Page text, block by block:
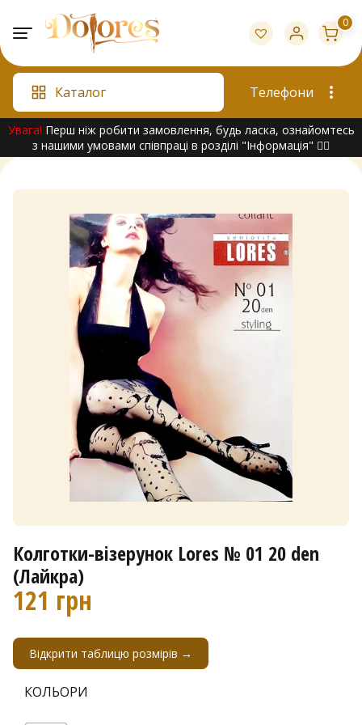
content
0
Каталог Телефони
Увага! Перш ніж робити замовлення, будь ласка, ознайомтесь
з нашими умовами співпраці в розділі "Інформація" 👇🏻
Колготки-візерунок Lores № 01 20 den
(Лайкра)
121 грн
Відкрити таблицю розмірів →
КОЛЬОРИ